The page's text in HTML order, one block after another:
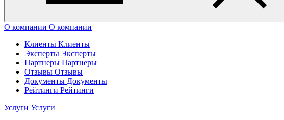
О компании О компании
Клиенты Клиенты
Эксперты Эксперты
Партнеры Партнеры
Отзывы Отзывы
Документы Документы
Рейтинги Рейтинги
Услуги Услуги